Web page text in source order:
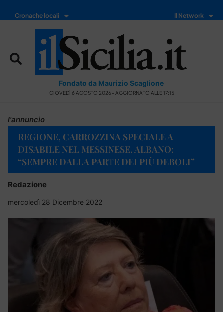
Cronache locali Il Network
Fondato da Maurizio Scaglione
GIOVEDÌ 6 AGOSTO 2026 - AGGIORNATO ALLE 17:15
l'annuncio
REGIONE, CARROZZINA SPECIALE A
DISABILE NEL MESSINESE. ALBANO:
“SEMPRE DALLA PARTE DEI PIÙ DEBOLI”
Redazione
mercoledì 28 Dicembre 2022